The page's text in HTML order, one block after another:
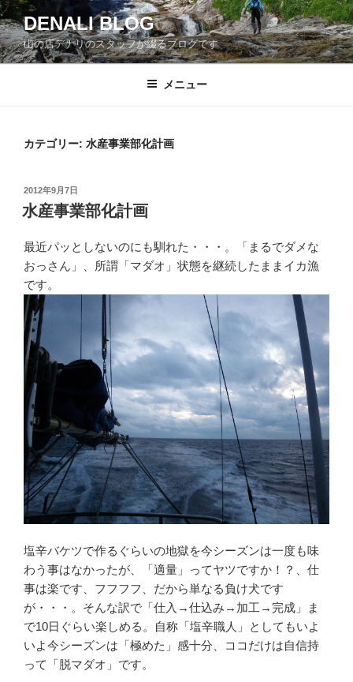
コ
ン
テ
ン
DENALI BLOG
山の店デナリのスタッフが綴るブログです
メニュー
カテゴリー: 水産事業部化計画
投
稿
日:
2012年9月7日
水産事業部化計画
最近パッとしないのにも馴れた・・・。「まるでダメな
おっさん」、所謂「マダオ」状態を継続したままイカ漁
です。
塩辛バケツで作るぐらいの地獄を今シーズンは一度も味
わう事はなかったが、「適量」ってヤツですか！？、仕
事は楽です、フフフフ、だから単なる負け犬です
が・・・。そんな訳で「仕入→仕込み→加工→完成」ま
で10日ぐらい楽しめる。自称「塩辛職人」としてもいよ
いよ今シーズンは「極めた」感十分、ココだけは自信持
って「脱マダオ」です。